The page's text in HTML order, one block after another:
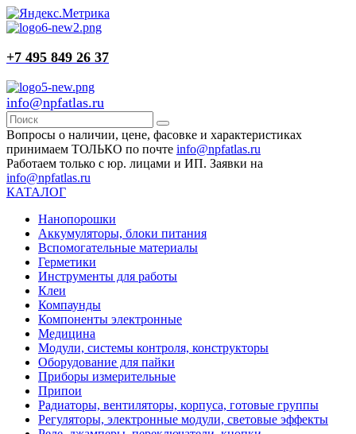
+7 495 849 26 37
info@npfatlas.ru
Вопросы о наличии, цене, фасовке и характеристиках
принимаем ТОЛЬКО по почте info@npfatlas.ru
Работаем только с юр. лицами и ИП. Заявки на
info@npfatlas.ru
КАТАЛОГ
Нанопорошки
Аккумуляторы, блоки питания
Вспомогательные материалы
Герметики
Инструменты для работы
Клеи
Компаунды
Компоненты электронные
Медицина
Модули, системы контроля, конструкторы
Оборудование для пайки
Приборы измерительные
Припои
Радиаторы, вентиляторы, корпуса, готовые группы
Регуляторы, электронные модули, световые эффекты